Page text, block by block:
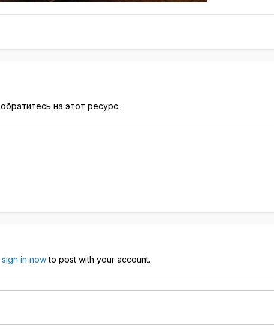
обратитесь на этот ресурс.
sign in nowto post with your account.